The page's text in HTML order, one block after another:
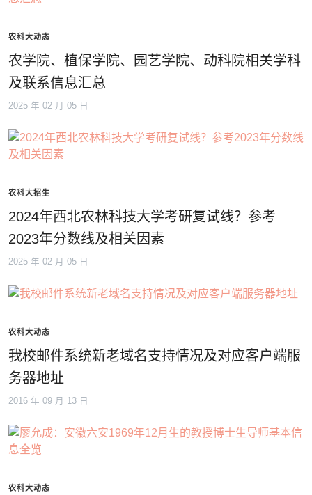
农科大动态
农学院、植保学院、园艺学院、动科院相关学科
及联系信息汇总
2025 年 02 月 05 日
农科大招生
2024年西北农林科技大学考研复试线？参考
2023年分数线及相关因素
2025 年 02 月 05 日
农科大动态
我校邮件系统新老域名支持情况及对应客户端服
务器地址
2016 年 09 月 13 日
农科大动态